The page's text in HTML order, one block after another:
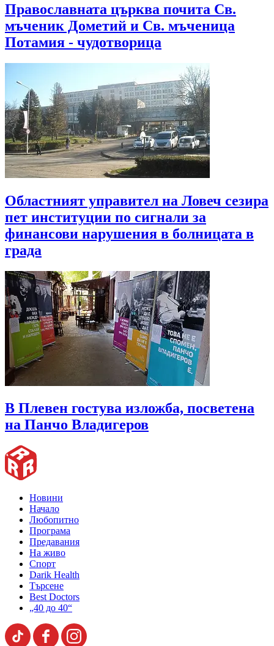
Православната църква почита Св.
мъченик Дометий и Св. мъченица
Потамия - чудотворица
Областният управител на Ловеч сезира
пет институции по сигнали за
финансови нарушения в болницата в
града
В Плевен гостува изложба, посветена
на Панчо Владигеров
Новини
Начало
Любопитно
Програма
Предавания
На живо
Спорт
Darik Health
Търсене
Best Doctors
„40 до 40“